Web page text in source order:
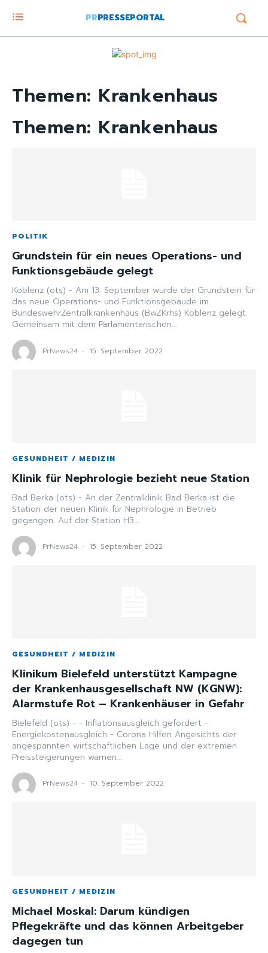
PRPRESSEPORTAL
Themen: Krankenhaus
Themen: Krankenhaus
POLITIK
Grundstein für ein neues Operations- und
Funktionsgebäude gelegt
Koblenz (ots) - Am 13. September wurde der Grundstein für
das neue Operations- und Funktionsgebäude im
BundeswehrZentralkrankenhaus (BwZKrhs) Koblenz gelegt.
Gemeinsam mit dem Parlamentarischen...
PrNews24 - 15. September 2022
GESUNDHEIT / MEDIZIN
Klinik für Nephrologie bezieht neue Station
Bad Berka (ots) - An der Zentralklinik Bad Berka ist die
Station der neuen Klinik für Nephrologie in Betrieb
gegangen. Auf der Station H3...
PrNews24 - 15. September 2022
GESUNDHEIT / MEDIZIN
Klinikum Bielefeld unterstützt Kampagne
der Krankenhausgesellschaft NW (KGNW):
Alarmstufe Rot – Krankenhäuser in Gefahr
Bielefeld (ots) - - Inflationsausgleich gefordert -
Energiekostenausgleich - Corona Hilfen Angesichts der
angespannten wirtschaftlichen Lage und der extremen
Preissteigerungen warnen...
PrNews24 - 10. September 2022
GESUNDHEIT / MEDIZIN
Michael Moskal: Darum kündigen
Pflegekräfte und das können Arbeitgeber
dagegen tun